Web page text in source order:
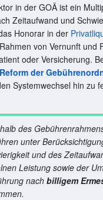
in der GOÄ ist ein
Zeitaufwand und
Honorar in der
von Vernunft und
oder Versicherung.
Reform der
Systemwechsel hin zu
des
unter
und des
Leistung sowie der
nach billigem